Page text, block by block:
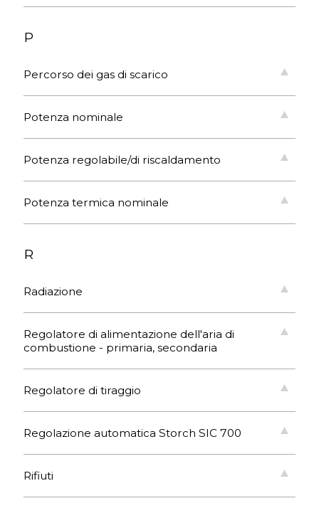
P
Percorso dei gas di scarico
Potenza nominale
Potenza regolabile/di riscaldamento
Potenza termica nominale
R
Radiazione
Regolatore di alimentazione dell'aria di
combustione - primaria, secondaria
Regolatore di tiraggio
Regolazione automatica Storch SIC 700
Rifiuti